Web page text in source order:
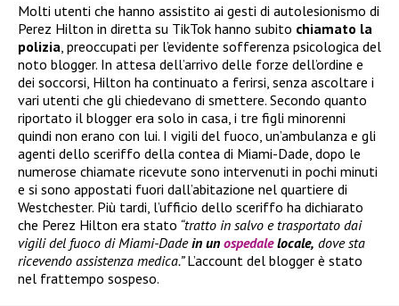
Molti utenti che hanno assistito ai gesti di autolesionismo di
Perez Hilton in diretta su TikTok hanno subito chiamato la
polizia , preoccupati per l’evidente sofferenza psicologica del
noto blogger. In attesa dell’arrivo delle forze dell’ordine e
dei soccorsi, Hilton ha continuato a ferirsi, senza ascoltare i
vari utenti che gli chiedevano di smettere. Secondo quanto
riportato il blogger era solo in casa, i tre figli minorenni
quindi non erano con lui. I vigili del fuoco, un’ambulanza e gli
agenti dello sceriffo della contea di Miami-Dade, dopo le
numerose chiamate ricevute sono intervenuti in pochi minuti
e si sono appostati fuori dall’abitazione nel quartiere di
Westchester. Più tardi, l’ufficio dello sceriffo ha dichiarato
che Perez Hilton era stato “tratto in salvo e trasportato dai
vigili del fuoco di Miami-Dadein un ospedalelocale, dove sta
ricevendo assistenza medica.”L’account del blogger è stato
nel frattempo sospeso.